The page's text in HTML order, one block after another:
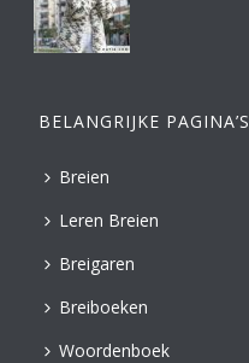
BELANGRIJKE PAGINA’S
Breien
Leren Breien
Breigaren
Breiboeken
Woordenboek